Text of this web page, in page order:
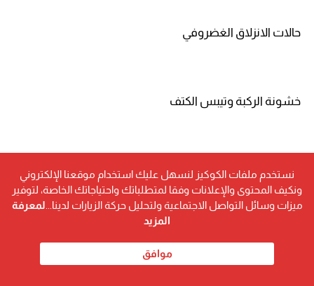
حالات الانزلاق الغضروفي
خشونة الركبة وتيبس الكتف
تأهيل ما بعد الكسور والجراحات
نستخدم ملفات الكوكيز لنسهل عليك استخدام موقعنا الإلكتروني
ونكيف المحتوى والإعلانات وفقا لمتطلباتك واحتياجاتك الخاصة، لتوفير
ميزات وسائل التواصل الاجتماعية ولتحليل حركة الزيارات لدينا... لمعرفة
المزيد
موافق